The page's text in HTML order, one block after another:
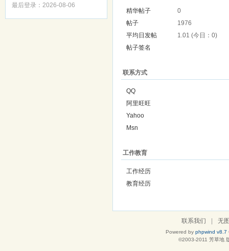
最后登录：2026-08-06
精华帖子
0
帖子
1976
平均日发帖
1.01 (今日：0)
帖子签名
联系方式
QQ
阿里旺旺
Yahoo
Msn
工作教育
工作经历
教育经历
联系我们 无
Powered by phpwind v8.7
©2003-2011 芳草地